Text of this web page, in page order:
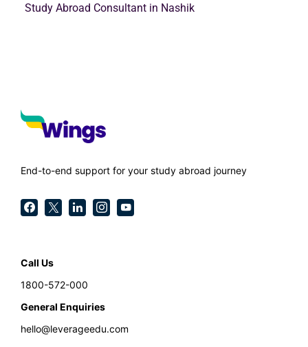
Study Abroad Consultant in Nashik
End-to-end support for your study abroad journey
Call Us
1800-572-000
General Enquiries
hello@leverageedu.com